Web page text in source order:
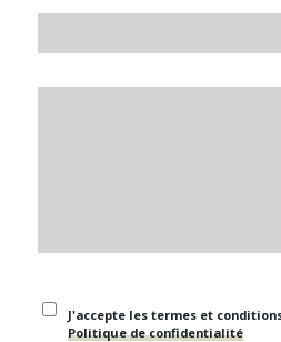
J'accepte les termes et
Politique de confidentialité